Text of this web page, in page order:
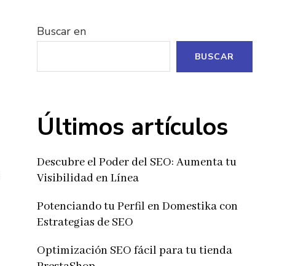
Buscar en
BUSCAR
Últimos artículos
Descubre el Poder del SEO: Aumenta tu
Visibilidad en Línea
Potenciando tu Perfil en Domestika con
Estrategias de SEO
Optimización SEO fácil para tu tienda